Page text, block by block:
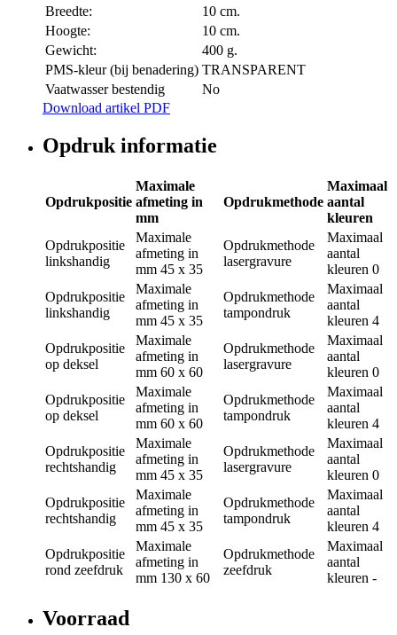
Breedte:
10 cm.
Hoogte:
10 cm.
Gewicht:
400 g.
PMS-kleur (bij benadering) TRANSPARENT
Vaatwasser bestendig
No
Download artikel PDF
Opdruk informatie
Opdrukpositie
Maximale
afmeting in
mm
Opdrukmethode
Maximaal
aantal
kleuren
Opdrukpositie
linkshandig
Maximale
afmeting in
mm 45 x 35
Opdrukmethode
lasergravure
Maximaal
aantal
kleuren 0
Opdrukpositie
linkshandig
Maximale
afmeting in
mm 45 x 35
Opdrukmethode
tampondruk
Maximaal
aantal
kleuren 4
Opdrukpositie
op deksel
Maximale
afmeting in
mm 60 x 60
Opdrukmethode
lasergravure
Maximaal
aantal
kleuren 0
Opdrukpositie
op deksel
Maximale
afmeting in
mm 60 x 60
Opdrukmethode
tampondruk
Maximaal
aantal
kleuren 4
Opdrukpositie
rechtshandig
Maximale
afmeting in
mm 45 x 35
Opdrukmethode
lasergravure
Maximaal
aantal
kleuren 0
Opdrukpositie
rechtshandig
Maximale
afmeting in
mm 45 x 35
Opdrukmethode
tampondruk
Maximaal
aantal
kleuren 4
Opdrukpositie
rond zeefdruk
Maximale
afmeting in
mm 130 x 60
Opdrukmethode
zeefdruk
Maximaal
aantal
kleuren -
Voorraad